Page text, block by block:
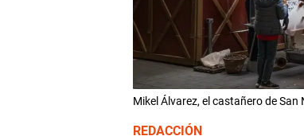
Mikel Álvarez, el castañero de San
REDACCIÓN